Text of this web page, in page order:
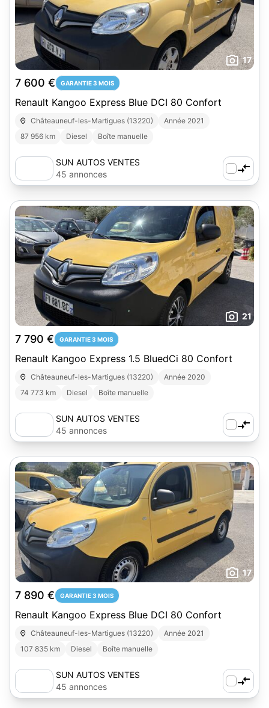
17
7 600 € GARANTIE 3 MOIS
Renault Kangoo Express Blue DCI 80 Confort
Châteauneuf-les-Martigues (13220)
Année 2021
87 956 km
Diesel Boîte manuelle
SUN AUTOS VENTES
45 annonces
21
7 790 € GARANTIE 3 MOIS
Renault Kangoo Express 1.5 BluedCi 80 Confort
Châteauneuf-les-Martigues (13220)
Année 2020
74 773 km
Diesel Boîte manuelle
SUN AUTOS VENTES
45 annonces
17
7 890 € GARANTIE 3 MOIS
Renault Kangoo Express Blue DCI 80 Confort
Châteauneuf-les-Martigues (13220)
Année 2021
107 835 km
Diesel Boîte manuelle
SUN AUTOS VENTES
45 annonces